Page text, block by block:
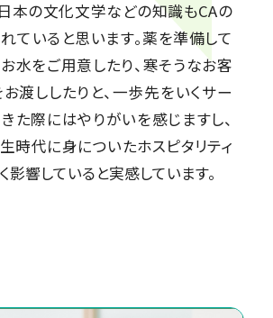
本の文化文学などの知識もCAの
ていると思います。薬を準備して
水をご用意したり、寒そうなお客
渡ししたりと、一歩先をいくサー
た際にはやりがいを感じますし、
時代に身についたホスピタリティ
影響していると実感しています。